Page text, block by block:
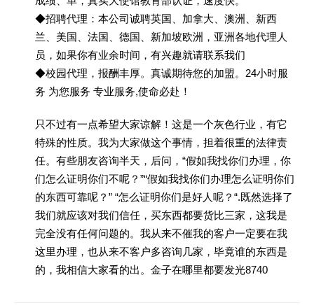
◆招聘代理：本公司诚聘英国、加拿大、澳洲、新西
兰、美国、法国、德国、新加坡欧洲，亚洲各地代理人
员，如果你有业余时间，有兴趣就请联系我们
◆校园代理，报酬丰厚。真诚期待您的加盟。24小时服
务 为您服务 专业服务,使命必赴！
只不过有一点希望大家谅解！这是一个灰色行业，有它
特殊的性质。我为大家做这个事情，担着很重的法律责
任。有些朋友咨询半天，后问，“假如我找你们办理，你
们怎么证明你们不呢？”“假如我找你们办理怎么证明你们
的东西可靠呢？” “怎么证明你们是好人呢？“.既然选择了
我们就应该对我们信任，买东西都要货比三家，这我是
完全没有任何问题的。我从来不催我的客户一定要在我
这里办理，也从来不客户多咨询几家，毕竟谁的东西是
的，我相信大家看的出。金子在哪里都要发光8740